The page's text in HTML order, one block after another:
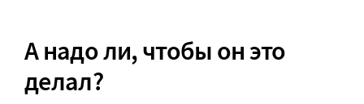
А надо ли, чтобы он это
делал?